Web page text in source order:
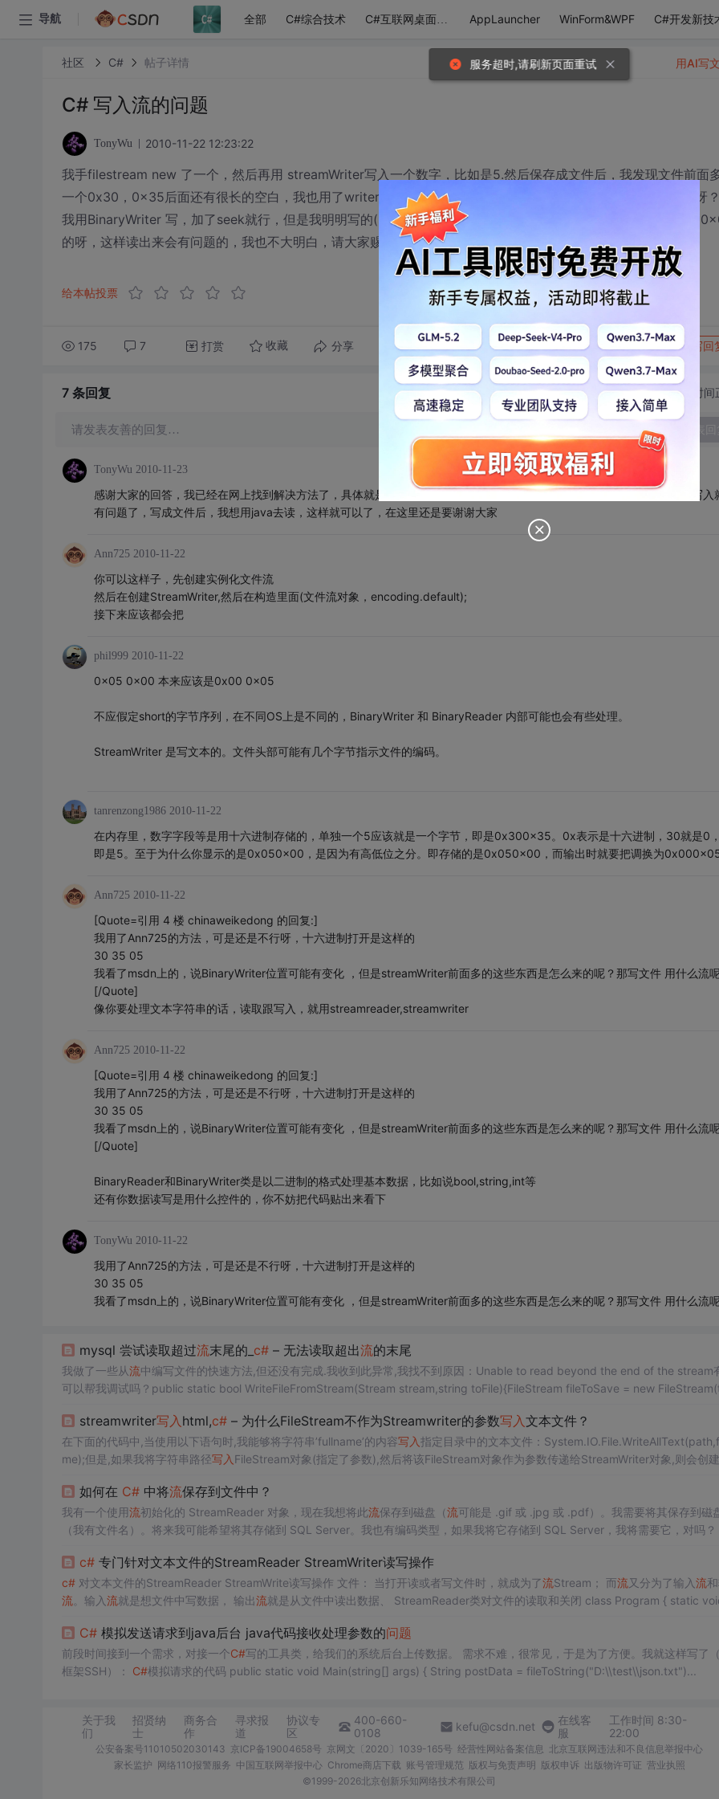
导航 全部 C#综合技术 C#互联网桌面应用 AppLauncher WinForm&WPF C#开发新技
社区 C# 帖子详情
C# 写入流的问题
TonyWu 2010-11-22 12:23:22
我手filestream new 了一个，然后再用 streamWriter写入一个数字，比如是5.然后保存成文件后，我发现文件前面
一个0x30，0x35后面还有很长的空白，我也用了writer.BaseStream.Seek(0, SeekOrigin.Begin);这是怎么回事呀？
我用BinaryWriter 写，加了seek就行，但是我明明写的(short)5,写入文件后，成了0x05 0x00 本来应该是0x00
的呀，这样读出来会有问题的，我也不大明白，请大家赐教............
给本帖投票
175 7 打赏 收藏 分享 转发到动态 举报 写回
用AI写
7 条回复 切换为时间
请发表友善的回复…
TonyWu 2010-11-23
感谢大家的回答，我已经在网上找到解决方法了，具体就是，需要把一个short值存成一个byte[] 这样用BinaryWriter再去写入
有问题了，写成文件后，我想用java去读，这样就可以了，在这里还是要谢谢大家
Ann725 2010-11-22
你可以这样子，先创建实例化文件流
然后在创建StreamWriter,然后在构造里面(文件流对象，encoding.default);
接下来应该都会把
phil999 2010-11-22
0x05 0x00 本来应该是0x00 0x05
不应假定short的字节序列，在不同OS上是不同的，BinaryWriter 和 BinaryReader 内部可能也会有些处理。
StreamWriter 是写文本的。文件头部可能有几个字节指示文件的编码。
tanrenzong1986 2010-11-22
在内存里，数字字段等是用十六进制存储的，单独一个5应该就是一个字节，即是0x300x35。0x表示是十六进制，30就是0
即是5。至于为什么你显示的是0x050x00，是因为有高低位之分。即存储的是0x050x00，而输出时就要把调换为0x000x05
Ann725 2010-11-22
[Quote=引用 4 楼 chinaweikedong 的回复:]
我用了Ann725的方法，可是还是不行呀，十六进制打开是这样的
30 35 05
我看了msdn上的，说BinaryWriter位置可能有变化 ，但是streamWriter前面多的这些东西是怎么来的呢？那写文件 用什么流
[/Quote]
像你要处理文本字符串的话，读取跟写入，就用streamreader,streamwriter
Ann725 2010-11-22
[Quote=引用 4 楼 chinaweikedong 的回复:]
我用了Ann725的方法，可是还是不行呀，十六进制打开是这样的
30 35 05
我看了msdn上的，说BinaryWriter位置可能有变化 ，但是streamWriter前面多的这些东西是怎么来的呢？那写文件 用什么流
[/Quote]
BinaryReader和BinaryWriter类是以二进制的格式处理基本数据，比如说bool,string,int等
还有你数据读写是用什么控件的，你不妨把代码贴出来看下
TonyWu 2010-11-22
我用了Ann725的方法，可是还是不行呀，十六进制打开是这样的
30 35 05
我看了msdn上的，说BinaryWriter位置可能有变化 ，但是streamWriter前面多的这些东西是怎么来的呢？那写文件 用什么流
mysql 尝试读取超过流末尾的_ c#– 无法读取超出流的末尾
我做了一些从流中编写文件的快速方法,但还没有完成.我收到此异常,我找不到原因：Unable to read beyond the end of the stream
可以帮我调试吗？public static bool WriteFileFromStream(Stream stream,string toFile){FileStream fileToSave = new
streamwriter写入 html,c#– 为什么FileStream不作为Streamwriter的参数写入文本文件？
在下面的代码中,当使用以下语句时,我能够将字符串’fullname’的内容写入指定目录中的文本文件：
me);但是,如果我将字符串路径写入 FileStream对象(指定了参数),然后将该FileStream对象作为参数传递给StreamWriter对象,则会创
如何在 C#中将流保存到文件中？
我有一个使用流初始化的 StreamReader 对象，现在我想将此流保存到磁盘（流可能是 .gif 或 .jpg 或 .pdf）。我需要将其保存到磁
（我有文件名）。将来我可能希望将其存储到 SQL Server。我也有编码类型，如果我将它存储到 SQL Server，我将需要它，对吗？
c#专门针对文本文件的StreamReader StreamWriter读写操作
c#对文本文件的StreamReader StreamWrite读写操作 文件： 当打开读或者写文件时，就成为了流Stream； 而流又分为了输入流
流。输入流就是想文件中写数据， 输出流就是从文件中读出数据、 StreamReader类对文件的读取和关闭 class Program { static void Ma
C#模拟发送请求到java后台 java代码接收处理参数的问题
前段时间接到一个需求，对接一个C#写的工具类，给我们的系统后台上传数据。 需求不难，很常见，于是为了方便。我就这样写了（java
框架SSH）： C# 模拟请求的代码 public static void Main(string[] args) { String postData = fileToString("D:\\test\\json.txt")...
关于我
们
招贤纳
士
商务合
作
寻求报
道
协议专
区
400-660-
0108
kefu@csdn.net
在线客
服
工作时间 8:30-
22:00
公安备案号11010502030143 京ICP备19004658号 京网文〔2020〕1039-165号 经营性网站备案信息 北京互联网违法和不良信息举报中心
家长监护 网络110报警服务 中国互联网举报中心 Chrome商店下载 账号管理规范 版权与免责声明 版权申诉 出版物许可证 营业执照
©1999-2026北京创新乐知网络技术有限公司
服务超时,请刷新页面重试